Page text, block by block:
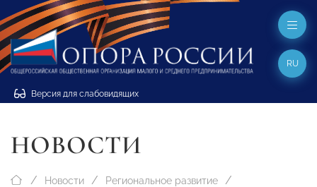
Версия для слабовидящих
RU
НОВОСТИ
Новости Региональное развитие